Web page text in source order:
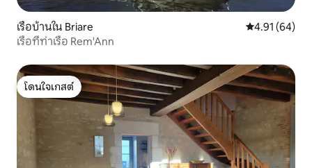
เรือบ้านใน Briare คะแนนเฉลี่ย
4.91 (64)
เรือที่ท่าเรือ Rem'Ann
โดนใจเกสต์
โดนใจเกสต์